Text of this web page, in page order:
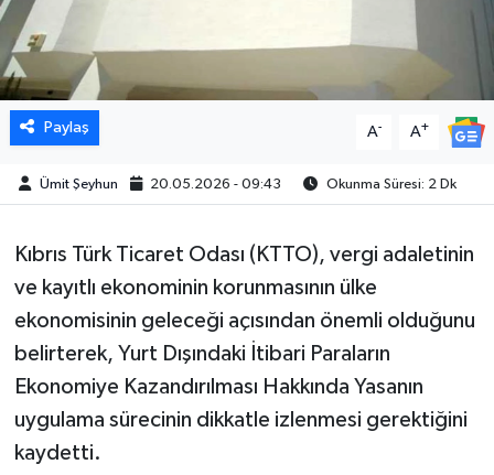
Paylaş A- A+
Ümit Şeyhun 20.05.2026 - 09:43 Okunma Süresi: 2 Dk
Kıbrıs Türk Ticaret Odası (KTTO), vergi adaletinin
ve kayıtlı ekonominin korunmasının ülke
ekonomisinin geleceği açısından önemli olduğunu
belirterek, Yurt Dışındaki İtibari Paraların
Ekonomiye Kazandırılması Hakkında Yasanın
uygulama sürecinin dikkatle izlenmesi gerektiğini
kaydetti.